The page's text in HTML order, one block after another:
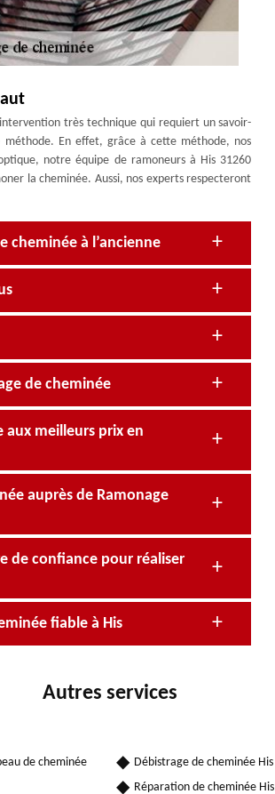
très technique qui requiert un savoir-
En effet, grâce à cette méthode, nos
notre équipe de ramoneurs à His 31260
la cheminée. Aussi, nos experts respecteront
cheminée à l’ancienne
de cheminée
aux meilleurs prix en
auprès de Ramonage
de confiance pour réaliser
fiable à His
Autres services
de cheminée
Débistrage de cheminée His
Réparation de cheminée His